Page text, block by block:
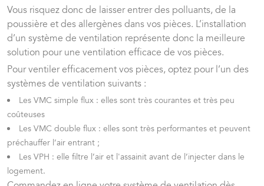
Vous risquez donc de laisser entrer des polluants, de la
poussière et des allergènes dans vos pièces. L’installation
d’un système de ventilation représente donc la meilleure
solution pour une ventilation efficace de vos pièces.
Pour ventiler efficacement vos pièces, optez pour l’un des
systèmes de ventilation suivants :
Les VMC simple flux : elles sont très courantes et très peu
coûteuses
Les VMC double flux : elles sont très performantes et peuvent
préchauffer l’air entrant ;
Les VPH : elle filtre l’air et l'assainit avant de l’injecter dans le
logement.